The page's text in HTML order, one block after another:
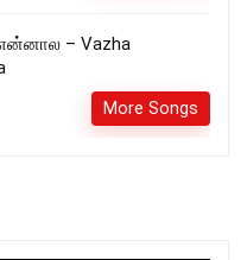
– Vazha
More Songs